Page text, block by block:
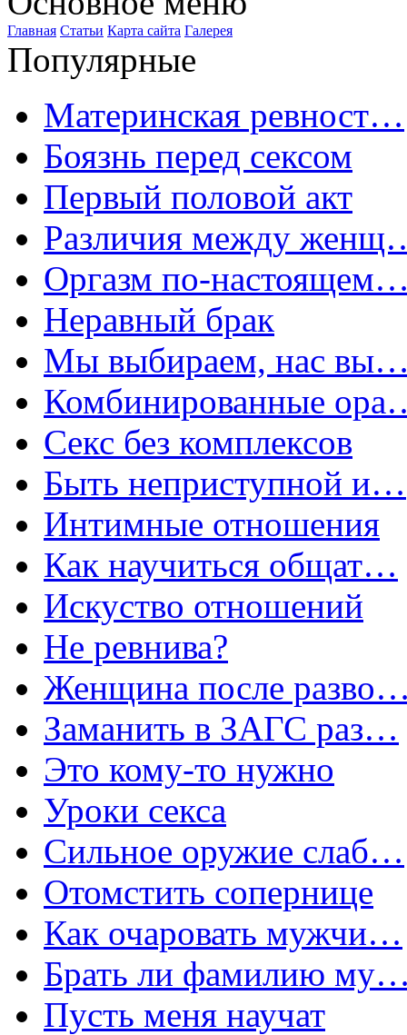
Главная Статьи Карта сайта Галерея
Популярные
Материнская ревност…
Боязнь перед сексом
Первый половой акт
Различия между
Оргазм по-
Неравный брак
Мы выбираем, нас
Комбинированные
Секс без комплексов
Быть неприступной и…
Интимные отношения
Как научиться общат…
Искуство отношений
Не ревнива?
Женщина после
Заманить в ЗАГС раз…
Это кому-то нужно
Уроки секса
Сильное оружие слаб…
Отомстить сопернице
Как очаровать мужчи…
Брать ли фамилию
Пусть меня научат